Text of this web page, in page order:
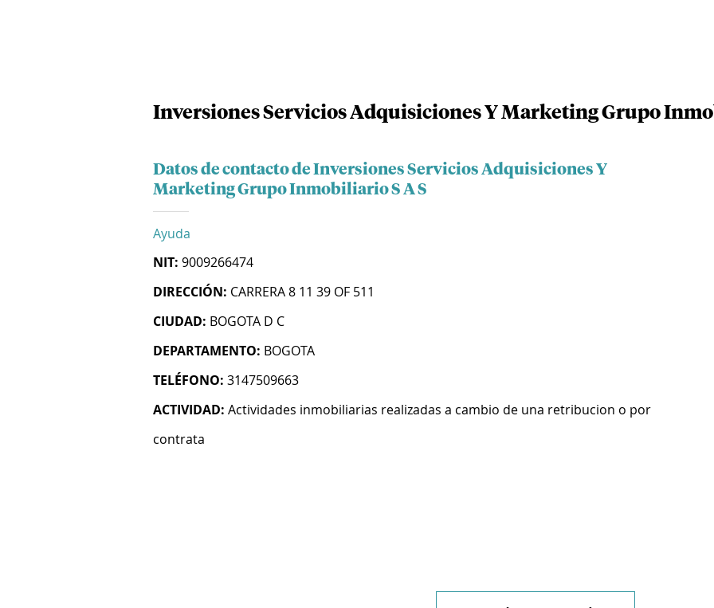
Inversiones Servicios Adquisiciones Y Marketing Grupo
Datos de contacto de Inversiones Servicios Adquisiciones Y
Marketing Grupo Inmobiliario S A S
Ayuda
NIT: 9009266474
DIRECCIÓN: CARRERA 8 11 39 OF 511
CIUDAD: BOGOTA D C
DEPARTAMENTO: BOGOTA
TELÉFONO: 3147509663
ACTIVIDAD: Actividades inmobiliarias realizadas a cambio de una retribucion o por
contrata